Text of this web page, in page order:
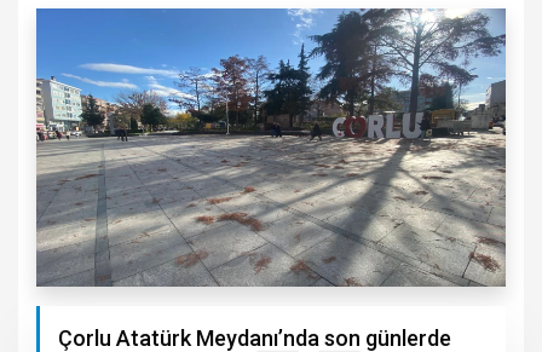
Çorlu Atatürk Meydanı’nda son günlerde